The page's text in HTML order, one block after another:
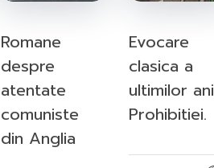
Romane
despre
atentate
comuniste
din Anglia
Evocare
clasica a
ultimilor
Prohibitiei.